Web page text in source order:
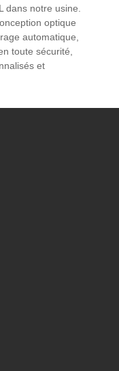
dans notre usine.
optique
automatique,
toute sécurité,
et